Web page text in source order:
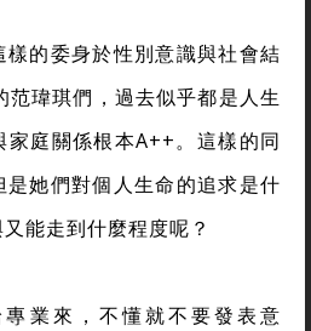
的委身於性別意識與社會結
瑋琪們，過去似乎都是人生
家庭關係根本A++。這樣的同
她們對個人生命的追求是什
能走到什麼程度呢？
業來，不懂就不要發表意